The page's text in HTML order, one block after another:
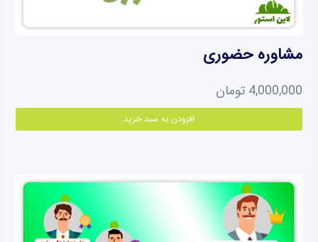
مشاوره حضوری
4,000,000 تومان
افزودن به سبد خرید